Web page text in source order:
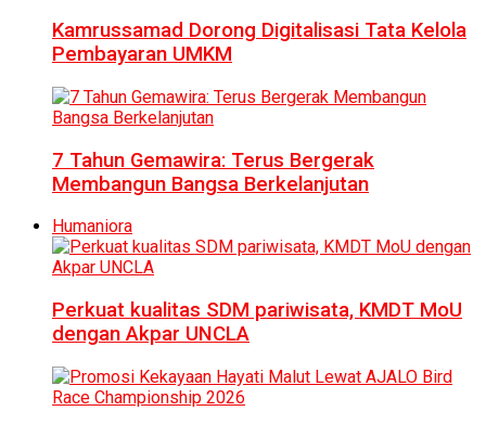
Kamrussamad Dorong Digitalisasi Tata Kelola
Pembayaran UMKM
7 Tahun Gemawira: Terus Bergerak
Membangun Bangsa Berkelanjutan
Humaniora
Perkuat kualitas SDM pariwisata, KMDT MoU
dengan Akpar UNCLA